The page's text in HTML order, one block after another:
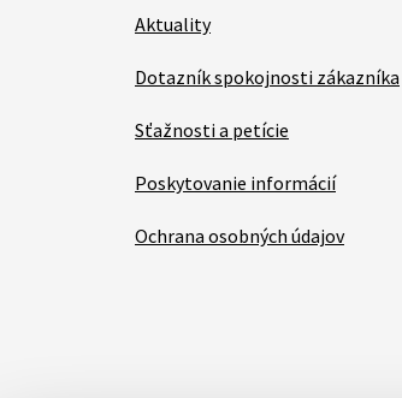
Aktuality
Dotazník spokojnosti zákazníka
Sťažnosti a petície
Poskytovanie informácií
Ochrana osobných údajov